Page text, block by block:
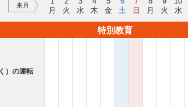
来月
月
火
水
木
金
土
日
月
火
水
特別教育
）の運転